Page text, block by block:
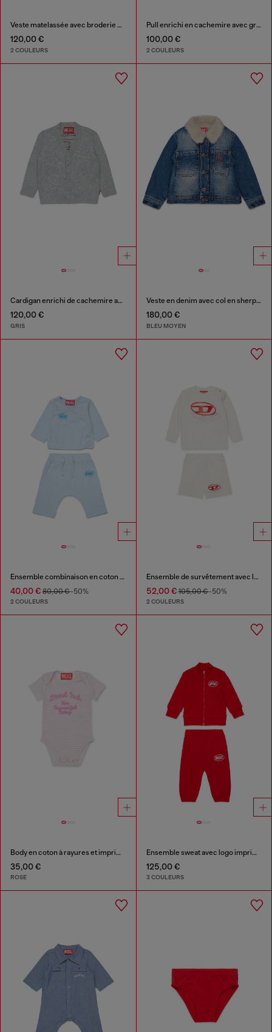
Veste matelassée avec broderie Oval D
120,00 €
2 COULEURS
Pull enrichi en cachemire avec grand Oval D
100,00 €
2 COULEURS
Cardigan enrichi de cachemire avec grand Oval D
120,00 €
GRIS
Veste en denim avec col en sherpa doux
180,00 €
BLEU MOYEN
Ensemble combinaison en coton texturé
40,00 € 80,00 €-50%
2 COULEURS
Ensemble de survêtement avec logo en ombre imprimé
52,00 €105,00 €-50%
2 COULEURS
Body en coton à rayures et imprimé
35,00 €
ROSE
Ensemble sweat avec logo imprimé
125,00 €
3 COULEURS